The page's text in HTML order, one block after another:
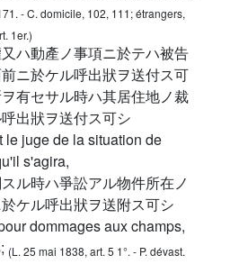
- C. domicile, 102, 111; étrangers,
1er.)
ハ動產ノ事項ニ於テハ被告
ニ於ケル呼出狀ヲ送付ス可
有セサル時ハ其居住地ノ裁
出狀ヲ送付ス可シ
le juge de la situation de
s'agira,
ル時ハ爭訟アル物件所在ノ
ケル呼出狀ヲ送附ス可シ
dommages aux champs,
(L. 25 mai 1838, art. 5 1°. - P. dévast.